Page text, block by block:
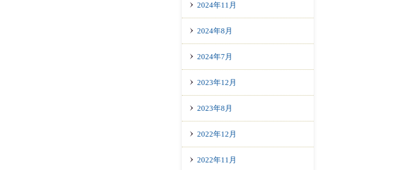
2024年11月
2024年8月
2024年7月
2023年12月
2023年8月
2022年12月
2022年11月